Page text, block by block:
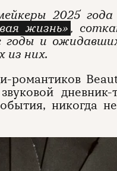
2025
жизнь»,
и
из них.
романтиков
никогда